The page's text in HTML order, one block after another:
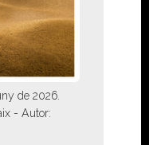
de 2026.
- Autor: